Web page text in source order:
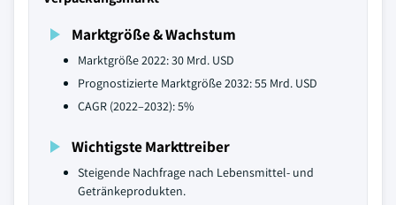
Marktgröße & Wachstum
Marktgröße 2022: 30 Mrd. USD
Prognostizierte Marktgröße 2032: 55 Mrd. USD
CAGR (2022–2032): 5%
Wichtigste Markttreiber
Steigende Nachfrage nach Lebensmittel- und
Getränkeprodukten.